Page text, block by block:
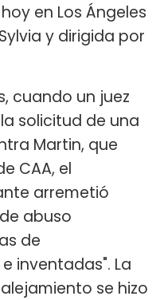
en Los Ángeles
y dirigida por
cuando un juez
solicitud de una
Martin, que
CAA, el
arremetió
abuso
de
inventadas". La
se hizo